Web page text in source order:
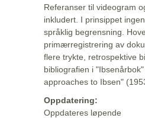
Referanser til videogram
inkludert. I prinsippet
språklig begrensning.
primærregistrering av
flere trykte, retrospektive
bibliografien i
approaches to Ibsen"
Oppdatering:
Oppdateres løpende